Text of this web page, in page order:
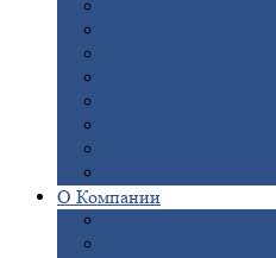
О Компании